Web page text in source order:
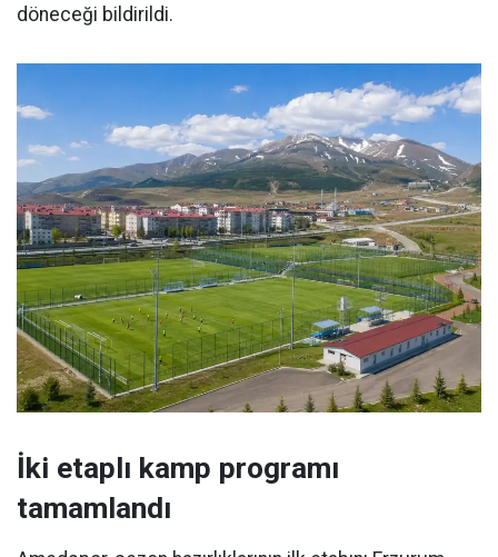
döneceği bildirildi.
İki etaplı kamp programı
tamamlandı